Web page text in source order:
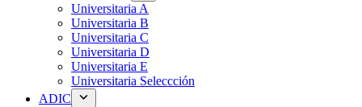
Universitaria A
Universitaria B
Universitaria C
Universitaria D
Universitaria E
Universitaria Seleccción
ADIC